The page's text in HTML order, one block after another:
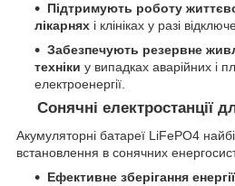
Підтримують роботу
лікарнях і клініках у разі
Забезпечують резервне
техніки у випадках аварійних і
електроенергії.
Сонячні електростанції
Акумуляторні батареї LiFePO4
встановлення в сонячних
Ефективне зберігання